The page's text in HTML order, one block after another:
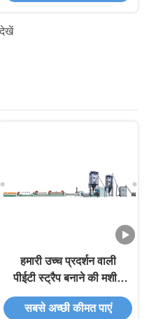
हमारी उच्च प्रदर्शन वाली
पीईटी स्ट्रैप बनाने की मशीन
के साथ अपने उत्पादन को
उन्नत करें
सबसे अच्छी कीमत पाएं